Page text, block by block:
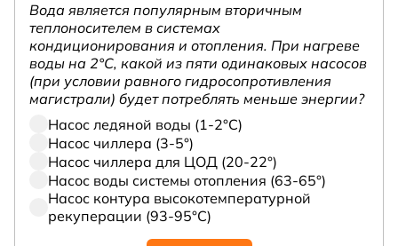
Вода является популярным вторичным
теплоносителем в системах
кондиционирования и отопления. При нагреве
воды на 2°С, какой из пяти одинаковых насосов
(при условии равного гидросопротивления
магистрали) будет потреблять меньше энергии?
Насос ледяной воды (1-2°С)
Насос чиллера (3-5°)
Насос чиллера для ЦОД (20-22°)
Насос воды системы отопления (63-65°)
Насос контура высокотемпературной
рекуперации (93-95°С)